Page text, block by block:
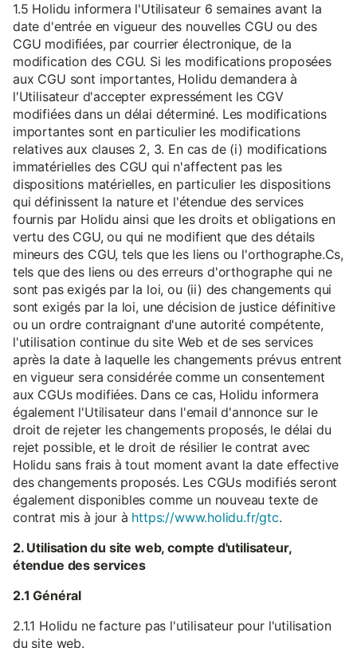
1.5 Holidu informera l'Utilisateur 6 semaines avant la
date d'entrée en vigueur des nouvelles CGU ou des
CGU modifiées, par courrier électronique, de la
modification des CGU. Si les modifications proposées
aux CGU sont importantes, Holidu demandera à
l'Utilisateur d'accepter expressément les CGV
modifiées dans un délai déterminé. Les modifications
importantes sont en particulier les modifications
relatives aux clauses 2, 3. En cas de (i) modifications
immatérielles des CGU qui n'affectent pas les
dispositions matérielles, en particulier les dispositions
qui définissent la nature et l'étendue des services
fournis par Holidu ainsi que les droits et obligations en
vertu des CGU, ou qui ne modifient que des détails
mineurs des CGU, tels que les liens ou l'orthographe.Cs,
tels que des liens ou des erreurs d'orthographe qui ne
sont pas exigés par la loi, ou (ii) des changements qui
sont exigés par la loi, une décision de justice définitive
ou un ordre contraignant d'une autorité compétente,
l'utilisation continue du site Web et de ses services
après la date à laquelle les changements prévus entrent
en vigueur sera considérée comme un consentement
aux CGUs modifiées. Dans ce cas, Holidu informera
également l'Utilisateur dans l'email d'annonce sur le
droit de rejeter les changements proposés, le délai du
rejet possible, et le droit de résilier le contrat avec
Holidu sans frais à tout moment avant la date effective
des changements proposés. Les CGUs modifiés seront
également disponibles comme un nouveau texte de
contrat mis à jour à https://www.holidu.fr/gtc.
2. Utilisation du site web, compte d'utilisateur,
étendue des services
2.1 Général
2.1.1 Holidu ne facture pas l'utilisateur pour l'utilisation
du site web.